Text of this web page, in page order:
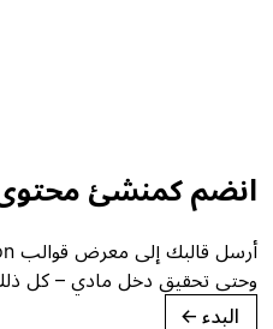
انضم كمنشئ
وحتى تحقيق دخل مادي – كل
البدء →